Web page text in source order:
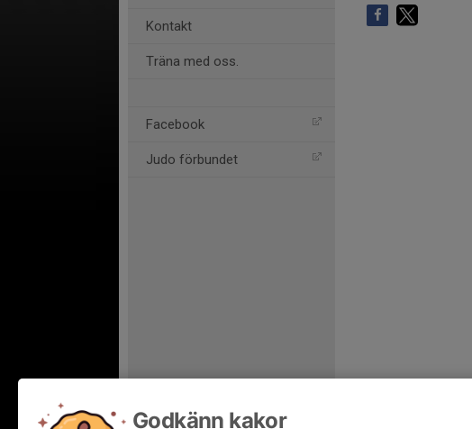
Kontakt
Träna med oss.
Facebook
Judo förbundet
Godkänn kakor